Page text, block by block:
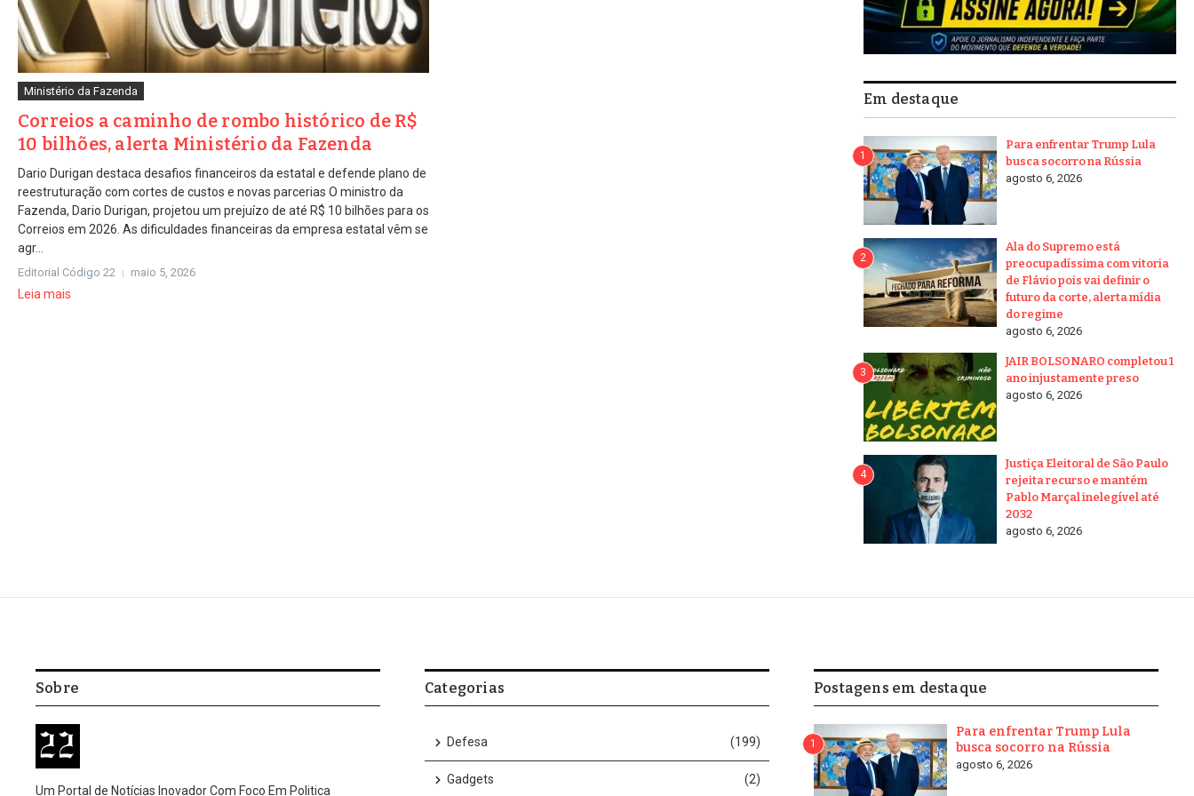
Ministério da Fazenda
Correios a caminho de rombo histórico de R$
10 bilhões, alerta Ministério da Fazenda
Dario Durigan destaca desafios financeiros da estatal e defende plano de
reestruturação com cortes de custos e novas parcerias O ministro da
Fazenda, Dario Durigan, projetou um prejuízo de até R$ 10 bilhões para os
Correios em 2026. As dificuldades financeiras da empresa estatal vêm se
agr...
Editorial Código 22 maio 5, 2026
Leia mais
Em destaque
1
Para enfrentar Trump Lula
busca socorro na Rússia
agosto 6, 2026
2
Ala do Supremo está
preocupadíssima com vitoria
de Flávio pois vai definir o
futuro da corte, alerta mídia
do regime
agosto 6, 2026
3
JAIR BOLSONARO completou 1
ano injustamente preso
agosto 6, 2026
4
Justiça Eleitoral de São Paulo
rejeita recurso e mantém
Pablo Marçal inelegível até
2032
agosto 6, 2026
Sobre
Um Portal de Notícias Inovador Com Foco Em Politica
Categorias
Defesa (199)
Gadgets (2)
Postagens em destaque
1
Para enfrentar Trump Lula
busca socorro na Rússia
agosto 6, 2026